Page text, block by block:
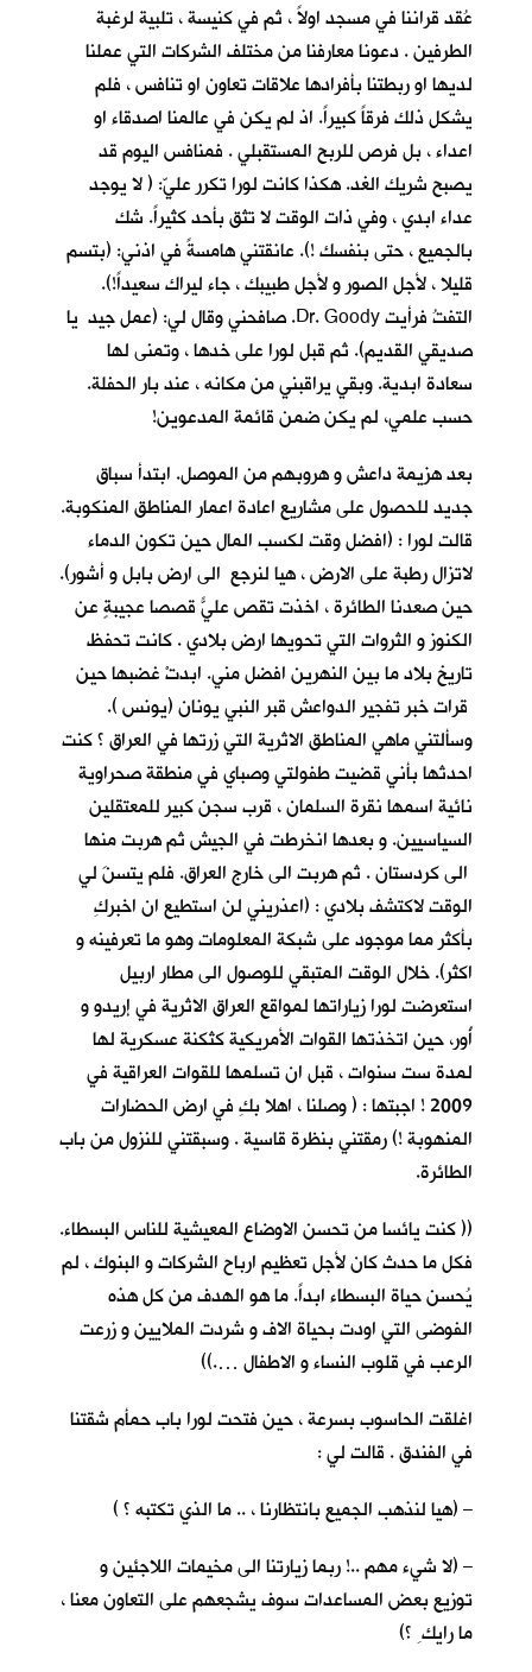
عُقد قراننا في مسجد اولاً ، ثم في كنيسة ، تلبية لرغبة
الطرفين . دعونا معارفنا من مختلف الشركات التي عملنا
لديها او ربطتنا بأفرادها علاقات تعاون او تنافس ، فلم
يشكل ذلك فرقاً كبيراً. اذ لم يكن في عالمنا اصدقاء او
اعداء ، بل فرص للربح المستقبلي . فمنافس اليوم قد
يصبح شريك الغد. هكذا كانت لورا تكرر عليّ: ( لا يوجد
عداء ابدي ، وفي ذات الوقت لا تثق بأحد كثيراً. شك
بالجميع ، حتى بنفسك !). عانقتني هامسةً في اذني: (بتسم
قليلا ، لأجل الصور و لأجل طبيبك ، جاء ليراك سعيداً!).
التفتُ فرأيت Dr. Goody. صافحني وقال لي: (عمل جيد يا
صديقي القديم). ثم قبل لورا على خدها ، وتمنى لها
سعادة ابدية. وبقي يراقبني من مكانه ، عند بار الحفلة.
حسب علمي، لم يكن ضمن قائمة المدعوين!
بعد هزيمة داعش و هروبهم من الموصل. ابتدأ سباق
جديد للحصول على مشاريع اعادة اعمار المناطق المنكوبة.
قالت لورا : (افضل وقت لكسب المال حين تكون الدماء
لاتزال رطبة على الارض ، هيا لنرجع الى ارض بابل و أشور).
حين صعدنا الطائرة ، اخذت تقص عليّ قصصاً عجيبةٍ عن
الكنوز و الثروات التي تحويها ارض بلادي . كانت تحفظ
تاريخ بلاد ما بين النهرين افضل مني. ابدتْ غضبها حين
قرات خبر تفجير الدواعش قبر النبي يونان (يونس ).
وسألتني ماهي المناطق الاثرية التي زرتها في العراق ؟ كنت
احدثها بأني قضيت طفولتي وصباي في منطقة صحراوية
نائية اسمها نقرة السلمان ، قرب سجن كبير للمعتقلين
السياسيين. و بعدها انخرطت في الجيش ثم هربت منها
الى كردستان . ثم هربت الى خارج العراق. فلم يتسنَ لي
الوقت لاكتشف بلادي : (اعذريني لن استطيع ان اخبركِ
بأكثر مما موجود على شبكة المعلومات وهو ما تعرفينه و
اكثر). خلال الوقت المتبقي للوصول الى مطار اربيل
استعرضت لورا زياراتها لمواقع العراق الاثرية في إريدو و
أُور، حين اتخذتها القوات الأمريكية كثكنة عسكرية لها
لمدة ست سنوات ، قبل ان تسلمها للقوات العراقية في
2009 ! اجبتها : ( وصلنا ، اهلا بكِ في ارض الحضارات
المنهوبة !) رمقتني بنظرة قاسية . وسبقتني للنزول من باب
الطائرة.
(( كنت يائسا من تحسن الاوضاع المعيشية للناس البسطاء.
فكل ما حدث كان لأجل تعظيم ارباح الشركات و البنوك ، لم
يُحسن حياة البسطاء ابداً. ما هو الهدف من كل هذه
الفوضى التي اودت بحياة الاف و شردت الملايين و زرعت
الرعب في قلوب النساء و الاطفال ….))
اغلقت الحاسوب بسرعة ، حين فتحت لورا باب حمأم شقتنا
في الفندق . قالت لي :
– (هيا لنذهب الجميع بانتظارنا ، .. ما الذي تكتبه ؟ )
– (لا شيء مهم ..! ربما زيارتنا الى مخيمات اللاجئين و
توزيع بعض المساعدات سوف يشجعهم على التعاون معنا ،
ما رايك ِ ؟)